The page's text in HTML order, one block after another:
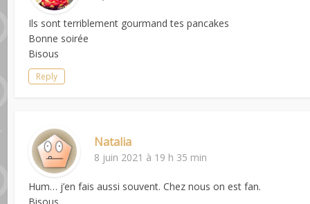
Ils sont terriblement gourmand tes pancakes
Bonne soirée
Bisous
Reply
Natalia
8 juin 2021 à 19 h 35 min
Hum… j’en fais aussi souvent. Chez nous on est fan.